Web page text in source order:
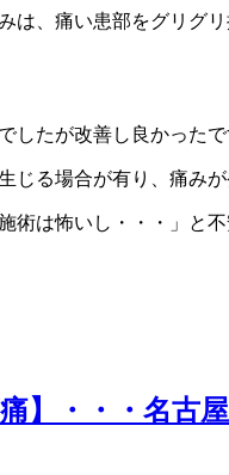
、痛い患部をグリグ
したが改善し良かったで
る場合が有り、痛みが
は怖いし・・・」と
】・・・名古